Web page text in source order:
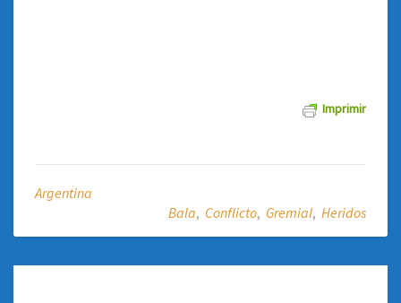
Imprimir
Argentina
Bala, Conflicto, Gremial, Heridos